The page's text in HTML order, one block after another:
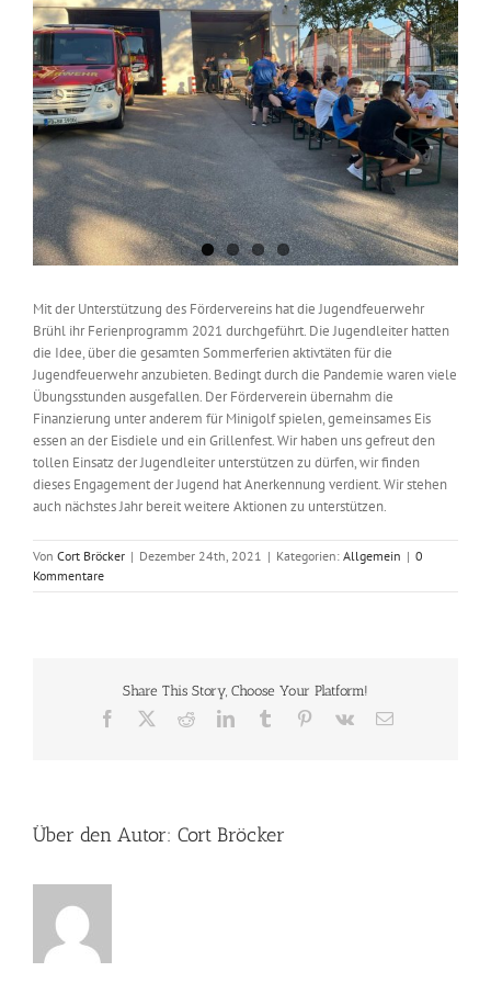
Mit der Unterstützung des Fördervereins hat die Jugendfeuerwehr
Brühl ihr Ferienprogramm 2021 durchgeführt. Die Jugendleiter hatten
die Idee, über die gesamten Sommerferien aktivtäten für die
Jugendfeuerwehr anzubieten. Bedingt durch die Pandemie waren viele
Übungsstunden ausgefallen. Der Förderverein übernahm die
Finanzierung unter anderem für Minigolf spielen, gemeinsames Eis
essen an der Eisdiele und ein Grillenfest. Wir haben uns gefreut den
tollen Einsatz der Jugendleiter unterstützen zu dürfen, wir finden
dieses Engagement der Jugend hat Anerkennung verdient. Wir stehen
auch nächstes Jahr bereit weitere Aktionen zu unterstützen.
Von Cort Bröcker | Dezember 24th, 2021 | Kategorien: Allgemein | 0
Kommentare
Share This Story, Choose Your Platform!
Facebook RedditLinkedInTumblr Pinterest
Vk
E-
Über den Autor: Cort Bröcker